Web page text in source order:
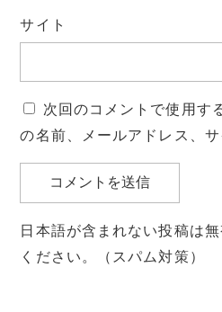
サイト
次回のコメントで使用す
の名前、メールアドレス、サ
日本語が含まれない投稿は
ください。（スパム対策）